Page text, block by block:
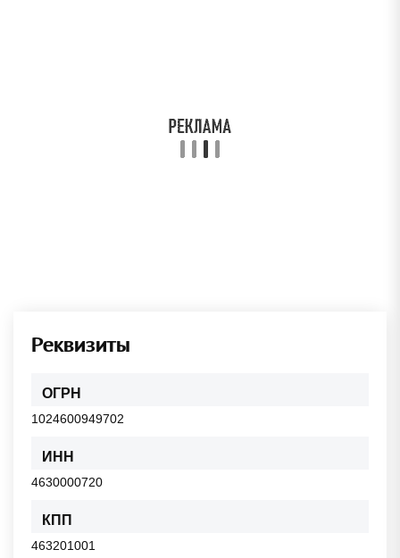
Реквизиты
ОГРН
1024600949702
ИНН
4630000720
КПП
463201001